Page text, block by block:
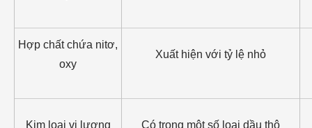
Hợp chất chứa nitơ,
oxy
Xuất hiện với tỷ lệ nhỏ
Kim loại vi lượng Có trong một số loại dầu thô